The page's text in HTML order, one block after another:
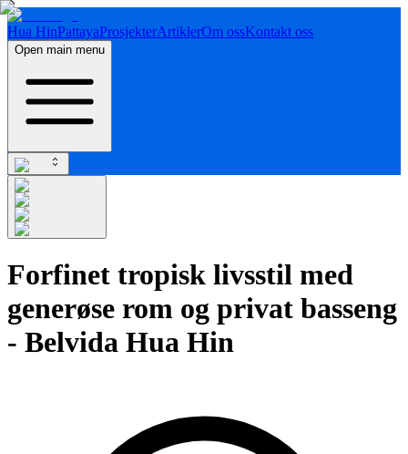
Hua HinPattayaProsjekterArtiklerOm ossKontakt oss
Open main menu
Forfinet tropisk livsstil med
generøse rom og privat basseng
- Belvida Hua Hin